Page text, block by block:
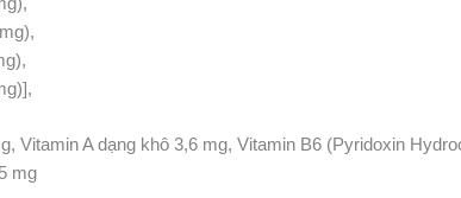
Vitamin A dạng khô 3,6 mg, Vitamin B6 (Pyridoxin
mg